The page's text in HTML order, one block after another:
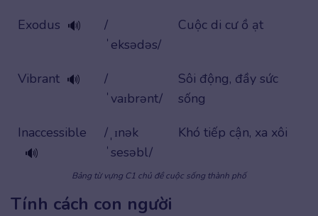
Exodus 🔊
/
ˈeksədəs/
Cuộc di cư ồ ạt
Vibrant 🔊
/
ˈvaɪbrənt/
Sôi động, đầy sức
sống
Inaccessible
🔊
/ˌɪnək
ˈsesəbl/
Khó tiếp cận, xa xôi
Bảng từ vựng C1 chủ đề cuộc sống thành phố
Tính cách con người